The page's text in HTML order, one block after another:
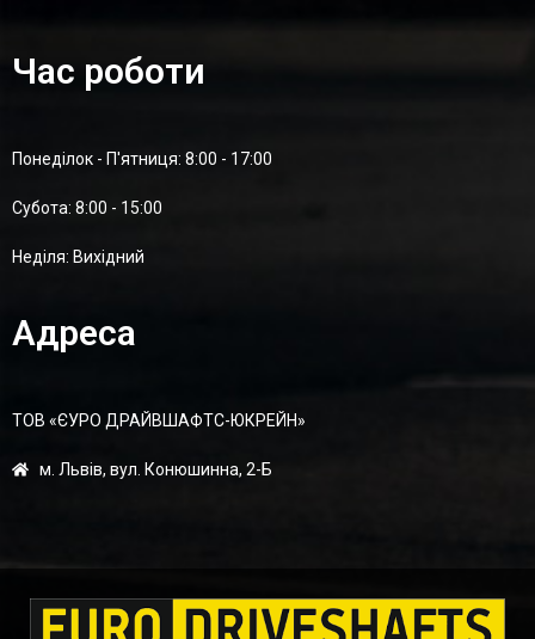
Час роботи
Понеділок - П'ятниця: 8:00 - 17:00
Суботa: 8:00 - 15:00
Неділя: Вихідний
Адреса
ТОВ «ЄУРО ДРАЙВШАФТC-ЮКРЕЙН»
м. Львів, вул. Конюшинна, 2-Б